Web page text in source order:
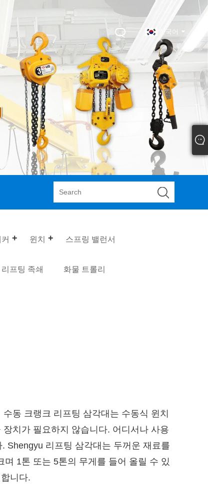
한국어
윈치 스프링 밸런서
리프팅 족쇄 화물 트롤리
동 크랭크 리프팅 삼각대는 수동식 윈치
치가 필요하지 않습니다. 어디서나 사용
Shengyu 리프팅 삼각대는 두꺼운 재료를
1톤 또는 5톤의 무게를 들어 올릴 수 있
니다.